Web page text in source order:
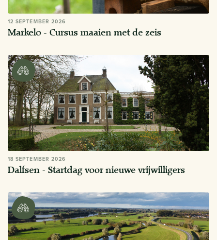
12 SEPTEMBER 2026
Markelo - Cursus maaien met de zeis
18 SEPTEMBER 2026
Dalfsen - Startdag voor nieuwe vrijwilligers